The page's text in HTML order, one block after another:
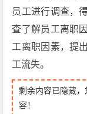
员工进行调查，
查了解员工离职
工离职因素，提
工流失。
剩余内容已隐藏
容！